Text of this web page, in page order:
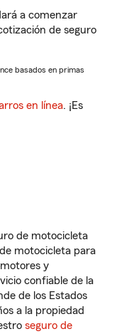
a comenzar
de seguro
basados en primas
en línea. ¡Es
de motocicleta
motocicleta para
y
confiable de la
de los Estados
a la propiedad
seguro de